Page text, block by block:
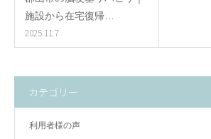
施設から在宅復帰…
2025.11.7
カテゴリー
利用者様の声